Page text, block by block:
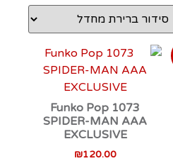
Funko Pop 1073
SPIDER-MAN AAA
EXCLUSIVE
₪120.00